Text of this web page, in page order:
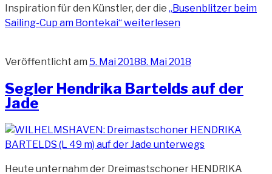
Inspiration für den Künstler, der die „Busenblitzer beim
Sailing-Cup am Bontekai“weiterlesen
Veröffentlicht am 5. Mai 20188. Mai 2018
Segler Hendrika Bartelds auf der
Jade
Heute unternahm der Dreimastschoner HENDRIKA